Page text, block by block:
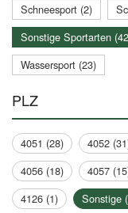
Schneesport (2)
Sonstige Sportarten
Wassersport (23)
PLZ
4051 (28) 4052
4056 (18)
4057
4126 (1)
Sonstige